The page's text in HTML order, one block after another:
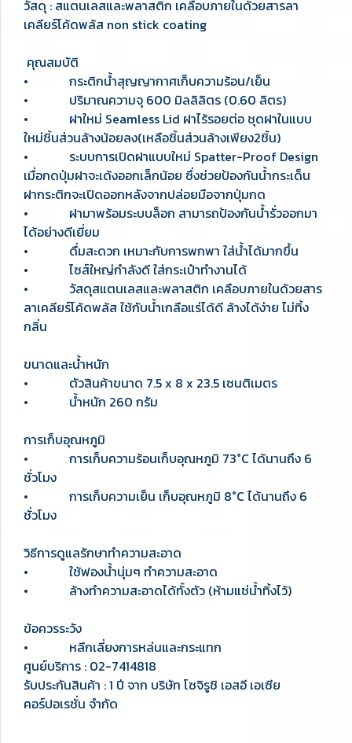
วัสดุ : สแตนเลสและพลาสติก เคลือบภายในด้วยสารลา
เคลียร์โค้ดพล้ส non stick coating
คุณสมบัติ
• กระติกน้ำสุญญากาศเก็บความร้อน/เย็น
• ปริมาณความจุ 600 มิลลิลิตร (0.60 ลิตร)
• ฝาใหม่ Seamless Lid ฝาไร้รอยต่อ ชุดฝาในแบบ
ใหม่ชิ้นส่วนล้างน้อยลง(เหลือชิ้นส่วนล้างเพียง2ชิ้น)
• ระบบการเปิดฝาแบบใหม่ Spatter-Proof Design
เมื่อกดปุ่มฝาจะเด้งออกเล็กน้อย ซึ่งช่วยป้องกันน้ำกระเด็น
ฝากระติกจะเปิดออกหลังจากปล่อยมือจากปุ่มกด
• ฝามาพร้อมระบบล็อก สามารถป้องกันน้ำรั่วออกมา
ได้อย่างดีเยี่ยม
• ดื่มสะดวก เหมาะกับการพกพา ใส่น้ำได้มากขึ้น
• ไซส์ใหญ่กำลังดี ใส่กระเป๋าทำงานได้
• วัสดุสแตนเลสและพลาสติก เคลือบภายในด้วยสาร
ลาเคลียร์โค้ดพล้ส ใช้กับน้ำเกลือแร่ได้ดี ล้างได้ง่าย ไม่ทิ้ง
กลิ่น
ขนาดและน้ำหนัก
• ตัวสินค้าขนาด 7.5 x 8 x 23.5 เซนติเมตร
• น้ำหนัก 260 กรัม
การเก็บอุณหภูมิ
• การเก็บความร้อนเก็บอุณหภูมิ 73°C ได้นานถึง 6
ชั่วโมง
• การเก็บความเย็น เก็บอุณหภูมิ 8°C ได้นานถึง 6
ชั่วโมง
วิธีการดูแลรักษาทำความสะอาด
• ใช้ฟองน้ำนุ่มๆ ทำความสะอาด
• ล้างทำความสะอาดได้ทั้งตัว (ห้ามแช่น้ำทิ้งไว้)
ข้อควรระวัง
• หลีกเลี่ยงการหล่นและกระแทก
ศูนย์บริการ : 02-7414818
รับประกันสินค้า : 1 ปี จาก บริษัท โซจิรูชิ เอสอี เอเซีย
คอร์ปอเรชั่น จำกัด